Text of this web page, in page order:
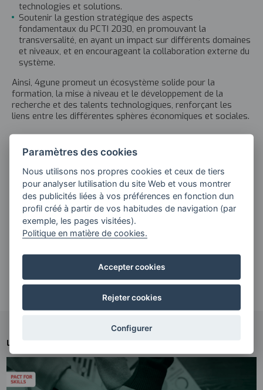
technologies et solutions.
Soutenir la gestion stratégique des aspects
fondamentaux du PCTI 2030, en promouvant la
transversalité, en ayant un impact sur différents domaines
et niveaux, et en encourageant la collaboration externe du
système.
Ainsi, 4gune promeut un écosystème solide pour la
formation, la mise à niveau et le développement de la
recherche et des talents technologiques, renforçant les
liens entre les différentes sphères économiques et sociales.
---------
Source :
Plan pour la Science, la Technologie et l’Innovation
Euskadi 2030 (PCTI 2030)
Image :
ThisisEngineering RAEng/Unsplash
4gune@4gune.eus
L'ACTUALITÉ
Paramètres des cookies
Nous utilisons nos propres cookies et ceux de tiers
pour analyser lutilisation du site Web et vous montrer
des publicités liées à vos préférences en fonction dun
profil créé à partir de vos habitudes de navigation (par
exemple, les pages visitées).
Politique en matière de cookies.
Accepter cookies
Rejeter cookies
Configurer